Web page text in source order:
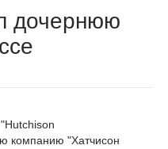
дочернюю
компанию "Хатчисон